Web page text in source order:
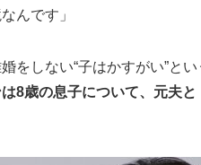
んです」
をしない“子はかすがい”と
8歳の息子について、元夫と